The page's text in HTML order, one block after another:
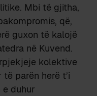
Mbi të gjitha,
që,
guxon të kalojë
në Kuvend.
kolektive
parën herë t’i
duhur